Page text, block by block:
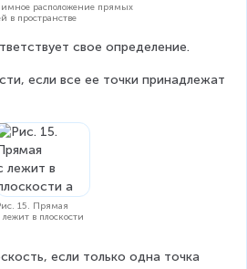
расположение прямых
в пространстве
свое определение.
если все ее точки принадлежат
15. Прямая
лежит в плоскости
если только одна точка